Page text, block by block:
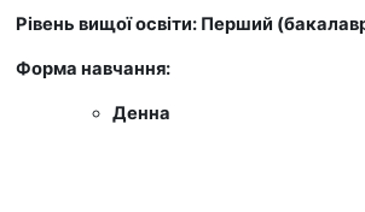
Рівень вищої освіти: Перший
Форма навчання:
Денна